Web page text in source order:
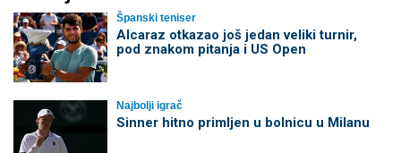
Španski teniser
Alcaraz otkazao još jedan veliki turnir,
pod znakom pitanja i US Open
Najbolji igrač
Sinner hitno primljen u bolnicu u Milanu